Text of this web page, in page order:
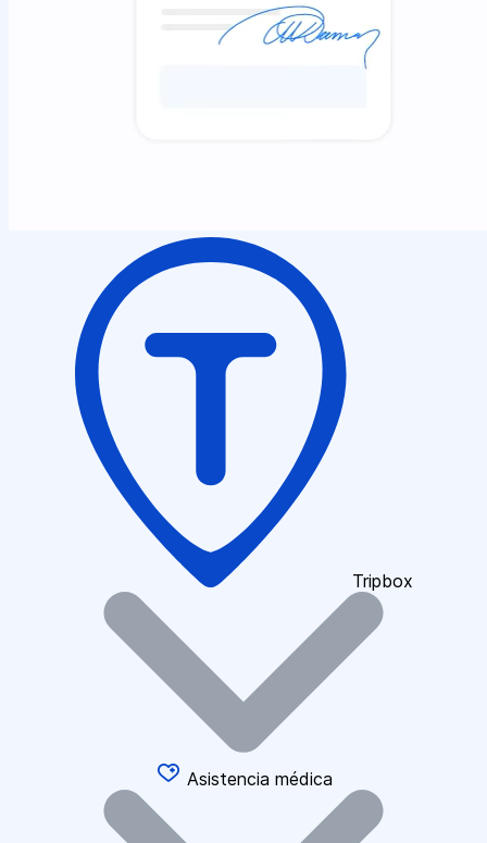
Tripbox
Asistencia médica